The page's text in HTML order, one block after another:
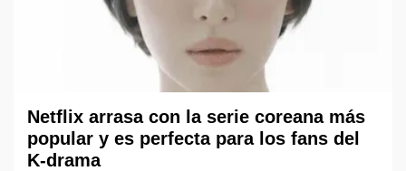
Netflix arrasa con la serie coreana más
popular y es perfecta para los fans del
K-drama